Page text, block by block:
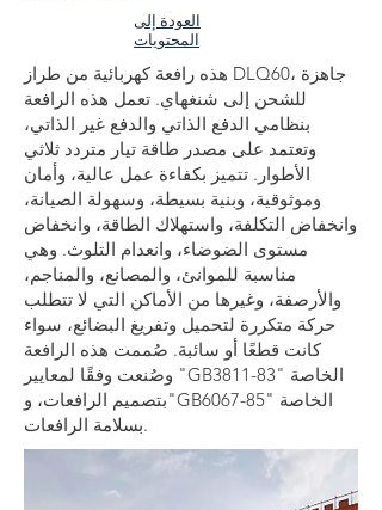
العودة إلى
المحتويات
هذه رافعة كهربائية من طراز DLQ60، جاهزة
للشحن إلى شنغهاي. تعمل هذه الرافعة
بنظامي الدفع الذاتي والدفع غير الذاتي،
وتعتمد على مصدر طاقة تيار متردد ثلاثي
الأطوار. تتميز بكفاءة عمل عالية، وأمان
وموثوقية، وبنية بسيطة، وسهولة الصيانة،
وانخفاض التكلفة، واستهلاك الطاقة، وانخفاض
مستوى الضوضاء، وانعدام التلوث. وهي
مناسبة للموانئ، والمصانع، والمناجم،
والأرصفة، وغيرها من الأماكن التي لا تتطلب
حركة متكررة لتحميل وتفريغ البضائع، سواء
كانت قطعًا أو سائبة. صُممت هذه الرافعة
وصُنعت وفقًا لمعايير "GB3811-83" الخاصة
بتصميم الرافعات، و"GB6067-85" الخاصة
بسلامة الرافعات.